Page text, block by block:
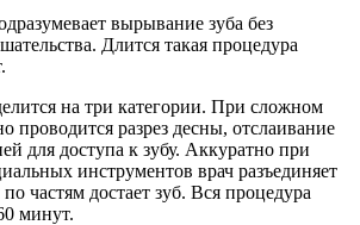
вырывание зуба без
Длится такая процедура
на три категории. При сложном
проводится разрез десны, отслаивание
для доступа к зубу. Аккуратно при
инструментов врач разъединяет
частям достает зуб. Вся процедура
минут.